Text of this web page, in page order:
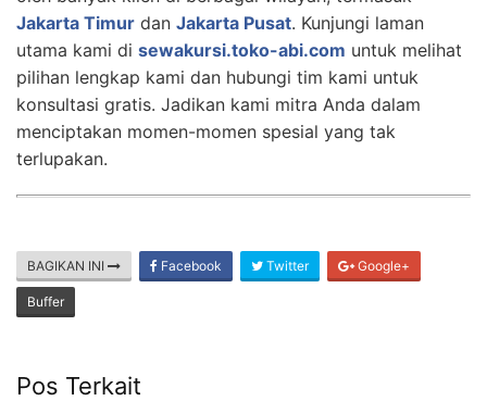
Jakarta Timur dan Jakarta Pusat. Kunjungi laman
utama kami di sewakursi.toko-abi.com untuk melihat
pilihan lengkap kami dan hubungi tim kami untuk
konsultasi gratis. Jadikan kami mitra Anda dalam
menciptakan momen-momen spesial yang tak
terlupakan.
BAGIKAN INI Facebook Twitter Google+
Buffer
Pos Terkait